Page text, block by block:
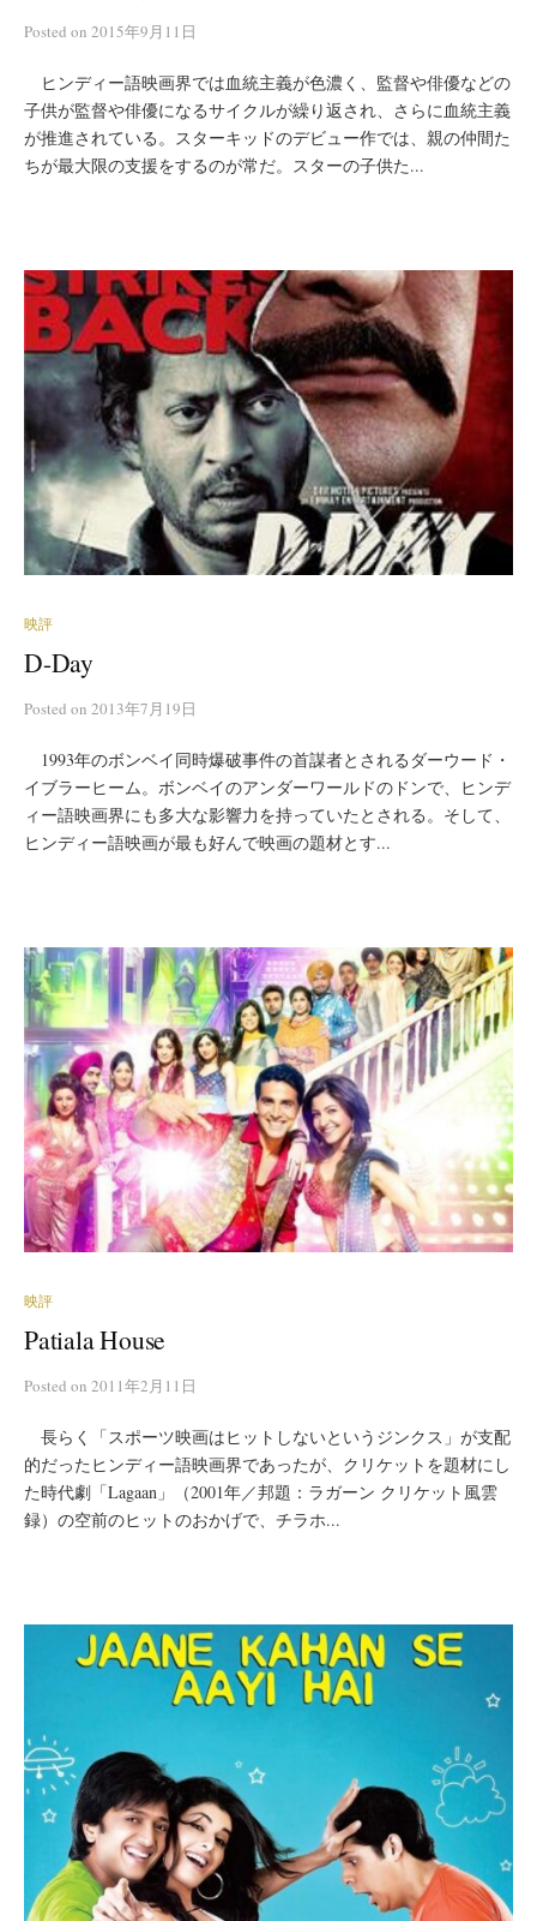
Posted on 2015年9月11日
ヒンディー語映画界では血統主義が色濃く、監督や俳優などの
子供が監督や俳優になるサイクルが繰り返され、さらに血統主義
が推進されている。スターキッドのデビュー作では、親の仲間た
ちが最大限の支援をするのが常だ。スターの子供た...
映評
D-Day
Posted on 2013年7月19日
1993年のボンベイ同時爆破事件の首謀者とされるダーウード・
イブラーヒーム。ボンベイのアンダーワールドのドンで、ヒンデ
ィー語映画界にも多大な影響力を持っていたとされる。そして、
ヒンディー語映画が最も好んで映画の題材とす...
映評
Patiala House
Posted on 2011年2月11日
長らく「スポーツ映画はヒットしないというジンクス」が支配
的だったヒンディー語映画界であったが、クリケットを題材にし
た時代劇「Lagaan」（2001年／邦題：ラガーン クリケット風雲
録）の空前のヒットのおかげで、チラホ...